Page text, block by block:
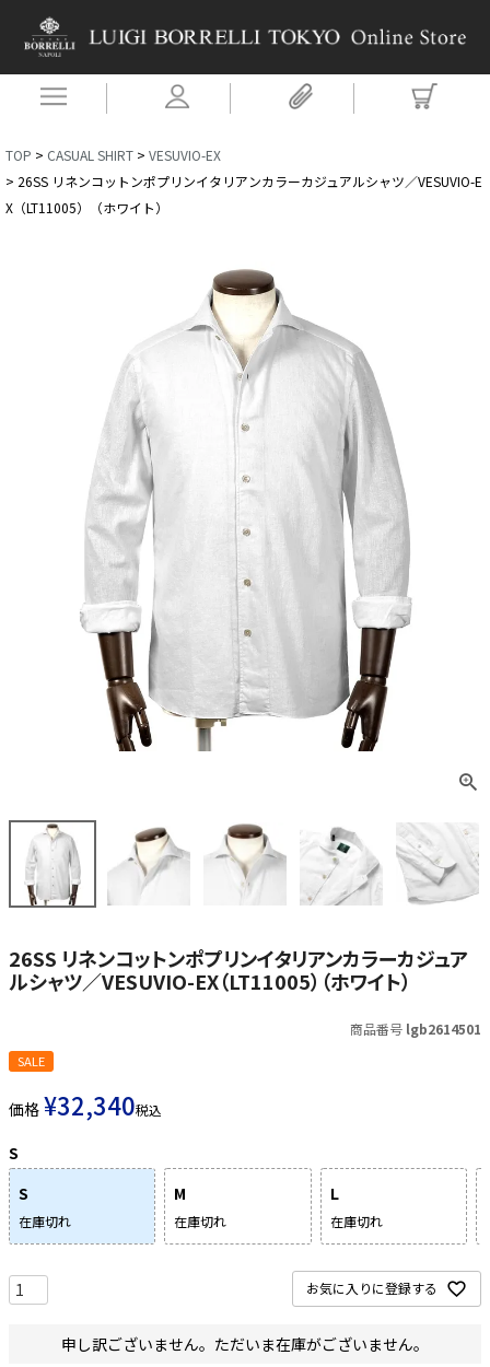
TOP CASUAL SHIRT
VESUVIO-EX
26SS リネンコットンポプリンイタリアンカラーカジュアルシャツ／VESUVIO-E
X（LT11005）（ホワイト）
26SS リネンコットンポプリンイタリアンカラーカジュア
ルシャツ／VESUVIO-EX（LT11005）（ホワイト）
商品番号 lgb2614501
SALE
価格 ¥32,340税込
S
S
在庫切れ
M
在庫切れ
L
在庫切れ
お気に入りに登録する
申し訳ございません。ただいま在庫がございません。